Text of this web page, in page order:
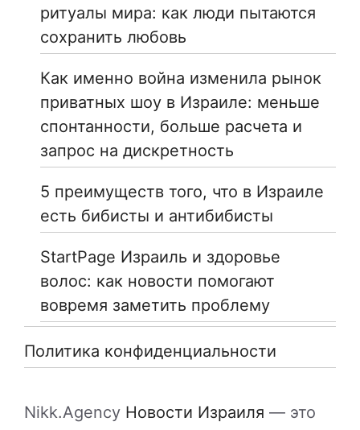
ритуалы мира: как люди пытаются
сохранить любовь
Как именно война изменила рынок
приватных шоу в Израиле: меньше
спонтанности, больше расчета и
запрос на дискретность
5 преимуществ того, что в Израиле
есть бибисты и антибибисты
StartPage Израиль и здоровье
волос: как новости помогают
вовремя заметить проблему
Политика конфиденциальности
Nikk.Agency Новости Израиля — это